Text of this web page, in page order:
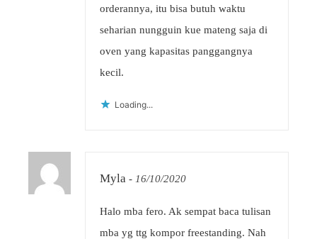
orderannya, itu bisa butuh waktu
seharian nungguin kue mateng saja di
oven yang kapasitas panggangnya
kecil.
Loading...
Myla - 16/10/2020
Halo mba fero. Ak sempat baca tulisan
mba yg ttg kompor freestanding. Nah